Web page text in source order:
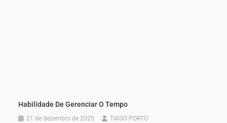
Habilidade De Gerenciar O Tempo
21 de dezembro de 2025 TIAGO PORTO